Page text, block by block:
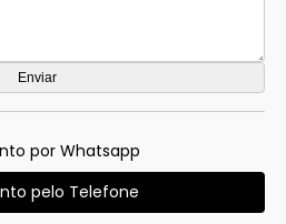
por Whatsapp
pelo Telefone